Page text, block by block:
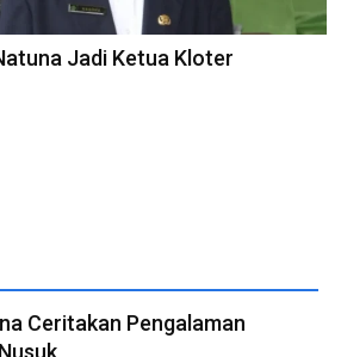
Jadi Ketua Kloter
Ceritakan Pengalaman